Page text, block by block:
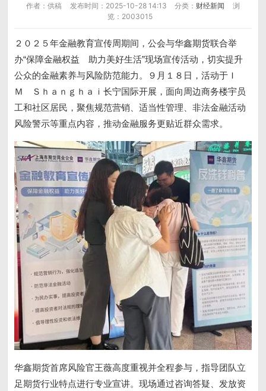
作者：供稿 发布时间：2025-10-28 14:13 分类： 财经新闻
浏
览：2003015
２０２５年金融教育宣传周期间，公会与华鑫期货联合举
办“保障金融权益 助力美好生活”现场宣传活动，切实提升
公众的金融素养与风险防范能力。９月１８日，活动于Ｉ
Ｍ Ｓｈａｎｇｈａｉ长宁国际开展，面向周边商务楼宇员
工和社区居民，聚焦规范营销、适当性管理、非法金融活动
风险警示等重点内容，推动金融服务更贴近群众需求。
华鑫期货首席风险官王薇高度重视并全程参与，指导团队立
足期货行业特点进行专业宣讲。现场通过咨询答疑、发放资